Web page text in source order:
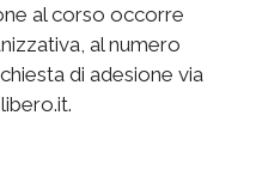
al corso occorre
al numero
di adesione via